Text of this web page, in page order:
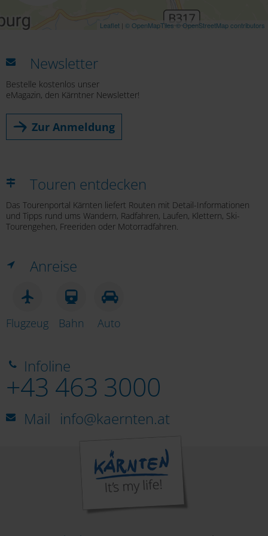
Leaflet | © OpenMapTiles © OpenStreetMap contributors
Newsletter
Bestelle kostenlos unser
eMagazin, den Kärntner Newsletter!
Zur Anmeldung
Touren entdecken
Das Tourenportal Kärnten liefert Routen mit Detail-Informationen
und Tipps rund ums Wandern, Radfahren, Laufen, Klettern, Ski-
Tourengehen, Freeriden oder Motorradfahren.
Anreise
Flugzeug Bahn Auto
Infoline
+43 463 3000
Mail info@kaernten.at